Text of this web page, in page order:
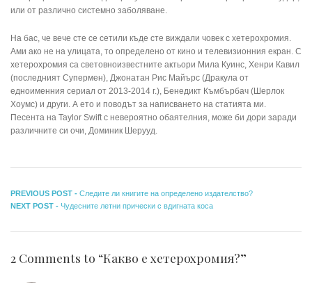
или от различно системно заболяване.
На бас, че вече сте се сетили къде сте виждали човек с хетерохромия.
Ами ако не на улицата, то определено от кино и телевизионния екран. С
хетерохромия са световноизвестните актьори Мила Куинс, Хенри Кавил
(последният Супермен), Джонатан Рис Майърс (Дракула от
едноименния сериал от 2013-2014 г.), Бенедикт Къмбърбач (Шерлок
Хоумс) и други. А ето и поводът за написването на статията ми.
Песента на Taylor Swift с невероятно обаятелния, може би дори заради
различните си очи, Доминик Шерууд.
Навигация
PREVIOUS POST - Previous
post:
Следите ли книгите на определено издателство?
NEXT POST - Next
Чудесните летни прически с вдигната коса
2 Comments to “Какво е хетерохромия?”